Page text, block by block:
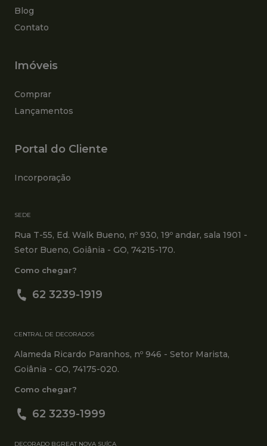
Blog
Contato
Imóveis
Comprar
Lançamentos
Portal do Cliente
Incorporação
SEDE
Rua T-55, Ed. Walk Bueno, nº 930, 19º andar, sala 1901 -
Setor Bueno, Goiânia - GO, 74215-170.
Como chegar?
62 3239-1919
CENTRAL DE DECORADOS
Alameda Ricardo Paranhos, nº 946 - Setor Marista,
Goiânia - GO, 74175-020.
Como chegar?
62 3239-1999
DECORADO B.GREAT NOVA SUÍÇA